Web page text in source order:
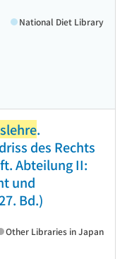
National Diet Library
.
des Rechts
Abteilung II:
und
Bd.)
Other Libraries in Japan